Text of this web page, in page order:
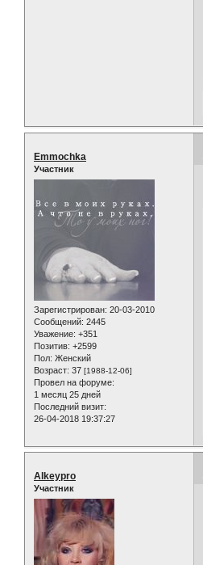
Emmochka
Участник
Зарегистрирован: 20-03-2010
Сообщений: 2445
Уважение: +351
Позитив: +2599
Пол: Женский
Возраст: 37 [1988-12-06]
Провел на форуме:
1 месяц 25 дней
Последний визит:
26-04-2018 19:37:27
Alkeypro
Участник